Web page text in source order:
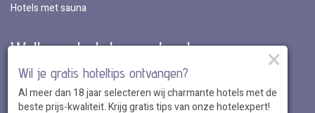
Hotels met sauna
Wellnesshotels per land
Wellnesshotels in Nederland
Wellnesshotels in Belgie
×
Wil je gratis hoteltips ontvangen?
Al meer dan 18 jaar selecteren wij charmante hotels met de
beste prijs-kwaliteit. Krijg gratis tips van onze hotelexpert!